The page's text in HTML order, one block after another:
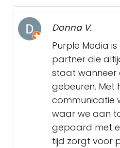
Donna V.
Purple Media
partner die
staat wanneer
gebeuren. Met
communicatie
waar we aan
gepaard met
tijd zorgt voor